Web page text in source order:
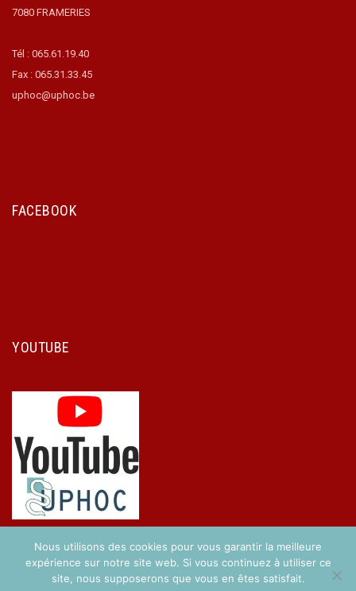
7080 FRAMERIES
Tél : 065.61.19.40
Fax : 065.31.33.45
uphoc@uphoc.be
FACEBOOK
YOUTUBE
Nous utilisons des cookies pour vous garantir la meilleure
expérience sur notre site web. Si vous continuez à utiliser ce
site, nous supposerons que vous en êtes satisfait.